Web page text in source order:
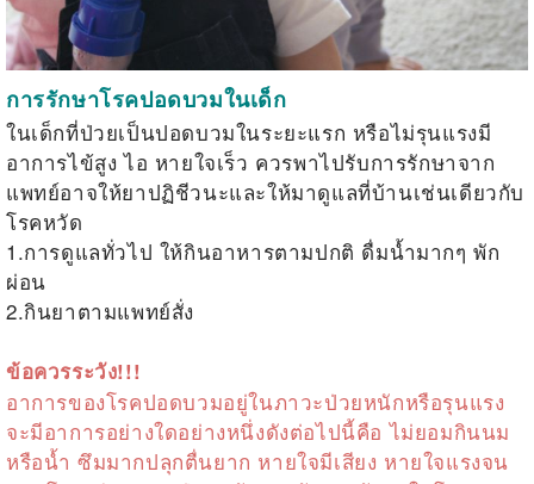
การรักษาโรคปอดบวมในเด็ก
ในเด็กที่ป่วยเป็นปอดบวมในระยะแรก หรือไม่รุนแรงมี
อาการไข้สูง ไอ หายใจเร็ว ควรพาไปรับการรักษาจาก
แพทย์อาจให้ยาปฏิชีวนะและให้มาดูแลที่บ้านเช่นเดียวกับ
โรคหวัด
1.การดูแลทั่วไป ให้กินอาหารตามปกติ ดื่มน้ำมากๆ พัก
ผ่อน
2.กินยาตามแพทย์สั่ง
ข้อควรระวัง!!!
อาการของโรคปอดบวมอยู่ในภาวะป่วยหนักหรือรุนแรง
จะมีอาการอย่างใดอย่างหนึ่งดังต่อไปนี้คือ ไม่ยอมกินนม
หรือน้ำ ซึมมากปลุกตื่นยาก หายใจมีเสียง หายใจแรงจน